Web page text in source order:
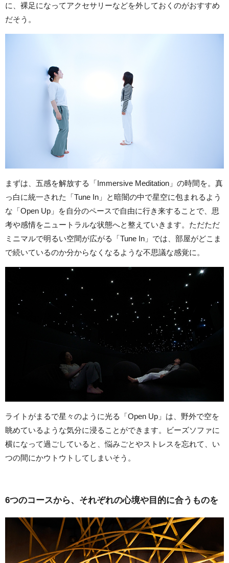
に、裸足になってアクセサリーなどを外しておくのがおすすめ
だそう。
まずは、五感を解放する「Immersive Meditation」の時間を。真
っ白に統一された「Tune In」と暗闇の中で星空に包まれるよう
な「Open Up」を自分のペースで自由に行き来することで、思
考や感情をニュートラルな状態へと整えていきます。ただただ
ミニマルで明るい空間が広がる「Tune In」では、部屋がどこま
で続いているのか分からなくなるような不思議な感覚に。
ライトがまるで星々のように光る「Open Up」は、野外で空を
眺めているような気分に浸ることができます。ビーズソファに
横になって過ごしていると、悩みごとやストレスを忘れて、い
つの間にかウトウトしてしまいそう。
6つのコースから、それぞれの心境や目的に合うものを